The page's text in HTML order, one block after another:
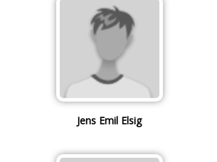
Jens Emil Elsig